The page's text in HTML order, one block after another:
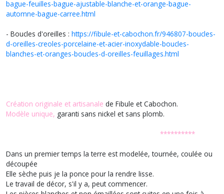
bague-feuilles-bague-ajustable-blanche-et-orange-bague-
automne-bague-carree.html
- Boucles d'oreilles : https://fibule-et-cabochon.fr/946807-boucles-
d-oreilles-creoles-porcelaine-et-acier-inoxydable-boucles-
blanches-et-oranges-boucles-d-oreilles-feuillages.html
Création originale et artisanale de Fibule et Cabochon.
Modèle unique, garanti sans nickel et sans plomb.
**********
Dans un premier temps la terre est modelée, tournée, coulée ou
découpée
Elle sèche puis je la ponce pour la rendre lisse.
Le travail de décor, s'il y a, peut commencer.